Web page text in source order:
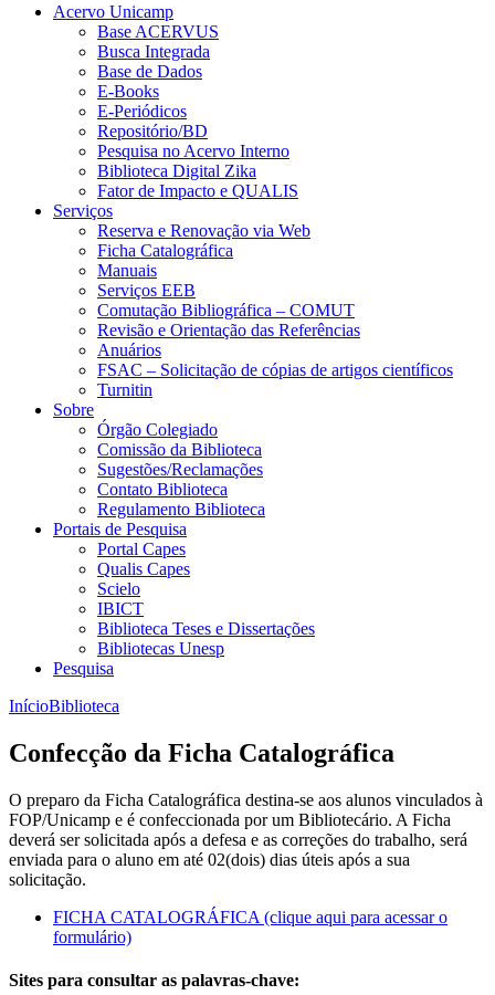
Acervo Unicamp
Base ACERVUS
Busca Integrada
Base de Dados
E-Books
E-Periódicos
Repositório/BD
Pesquisa no Acervo Interno
Biblioteca Digital Zika
Fator de Impacto e QUALIS
Serviços
Reserva e Renovação via Web
Ficha Catalográfica
Manuais
Serviços EEB
Comutação Bibliográfica – COMUT
Revisão e Orientação das Referências
Anuários
FSAC – Solicitação de cópias de artigos científicos
Turnitin
Sobre
Órgão Colegiado
Comissão da Biblioteca
Sugestões/Reclamações
Contato Biblioteca
Regulamento Biblioteca
Portais de Pesquisa
Portal Capes
Qualis Capes
Scielo
IBICT
Biblioteca Teses e Dissertações
Bibliotecas Unesp
Pesquisa
InícioBiblioteca
Confecção da Ficha Catalográfica
O preparo da Ficha Catalográfica destina-se aos alunos vinculados à
FOP/Unicamp e é confeccionada por um Bibliotecário. A Ficha
deverá ser solicitada após a defesa e as correções do trabalho, será
enviada para o aluno em até 02(dois) dias úteis após a sua
solicitação.
FICHA CATALOGRÁFICA (clique aqui para acessar o
formulário)
Sites para consultar as palavras-chave: